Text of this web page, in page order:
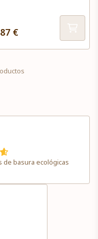
€
de basura ecológicas